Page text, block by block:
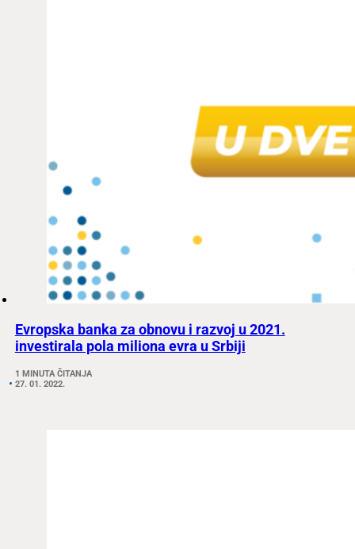
Evropska banka za obnovu i razvoj u 2021.
investirala pola miliona evra u Srbiji
1 MINUTA ČITANJA
27. 01. 2022.